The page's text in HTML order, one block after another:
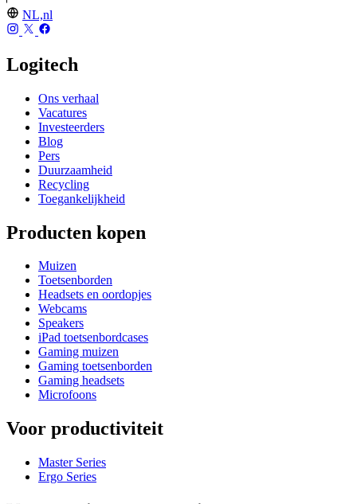
NL,nl
Logitech
Ons verhaal
Vacatures
Investeerders
Blog
Pers
Duurzaamheid
Recycling
Toegankelijkheid
Producten kopen
Muizen
Toetsenborden
Headsets en oordopjes
Webcams
Speakers
iPad toetsenbordcases
Gaming muizen
Gaming toetsenborden
Gaming headsets
Microfoons
Voor productiviteit
Master Series
Ergo Series